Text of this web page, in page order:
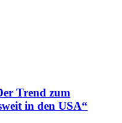
Trend zum
in den USA“